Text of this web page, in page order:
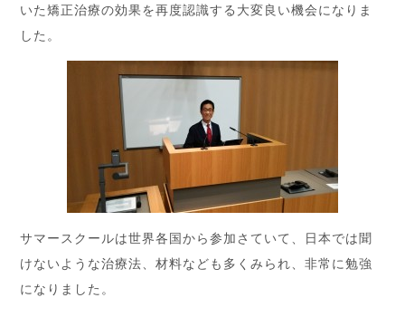
いた矯正治療の効果を再度認識する大変良い機会になりま
した。
サマースクールは世界各国から参加さていて、日本では聞
けないような治療法、材料なども多くみられ、非常に勉強
になりました。